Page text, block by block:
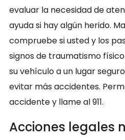
evaluar la necesidad de
ayuda si hay algún herido.
compruebe si usted y los
signos de traumatismo
su vehículo a un lugar
evitar más accidentes.
accidente y llame al 911.
Acciones legales